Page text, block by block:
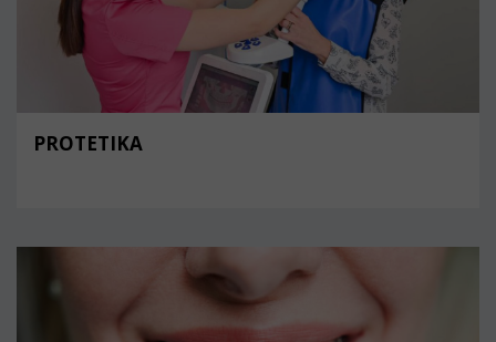
PROTETIKA